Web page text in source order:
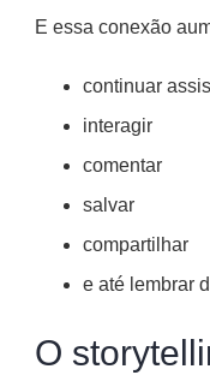
E essa conexão
continuar
interagir
comentar
salvar
compartilhar
e até lembrar
O